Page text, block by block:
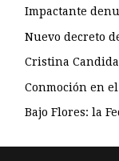
Impactante
Nuevo decreto
Cristina
Conmoción en
Bajo Flores: la